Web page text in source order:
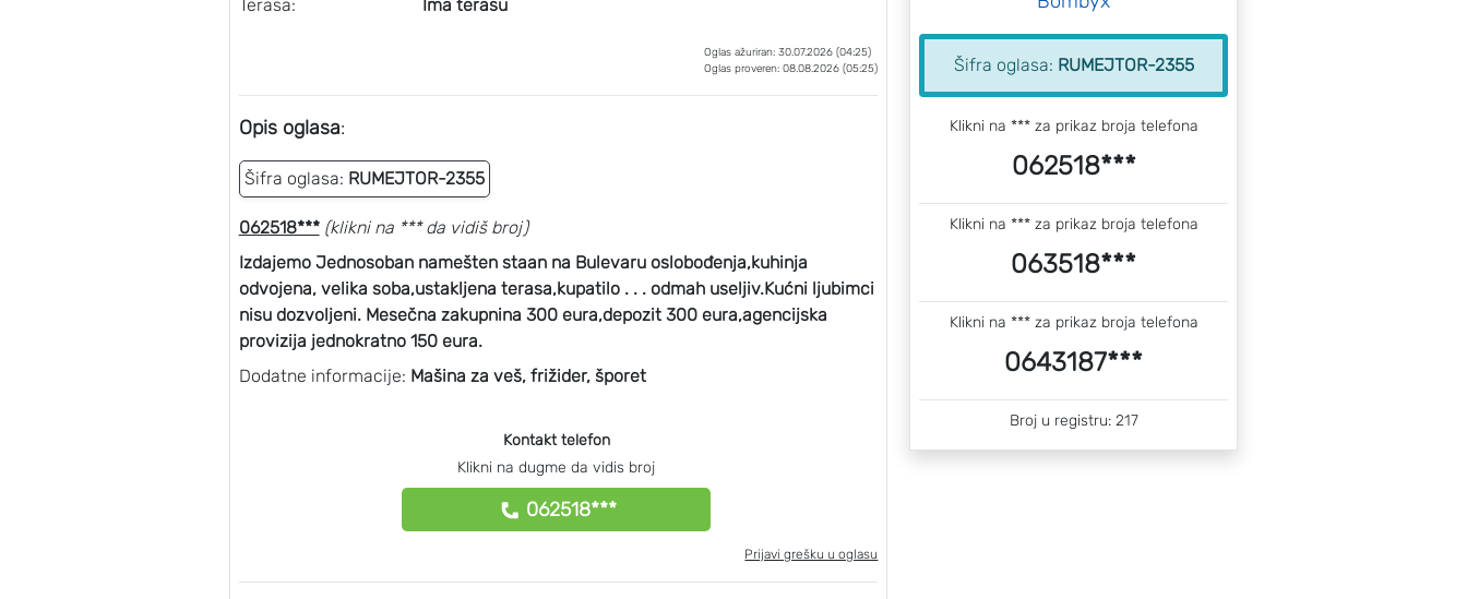
Terasa:
Ima terasu
Oglas ažuriran: 30.07.2026 (04:25)
Oglas proveren: 08.08.2026 (05:25)
Opis oglasa:
Šifra oglasa: RUMEJTOR-2355
062518*** (klikni na *** da vidiš broj)
Izdajemo Jednosoban namešten staan na Bulevaru oslobođenja,kuhinja
odvojena, velika soba,ustakljena terasa,kupatilo . . . odmah useljiv.Kućni ljubimci
nisu dozvoljeni. Mesečna zakupnina 300 eura,depozit 300 eura,agencijska
provizija jednokratno 150 eura.
Dodatne informacije: Mašina za veš, frižider, šporet
Kontakt telefon
Klikni na dugme da vidis broj
062518***
Prijavi grešku u oglasu
Šifra oglasa: RUMEJTOR-2355
Klikni na *** za prikaz broja telefona
062518***
Klikni na *** za prikaz broja telefona
063518***
Klikni na *** za prikaz broja telefona
0643187***
Broj u registru: 217